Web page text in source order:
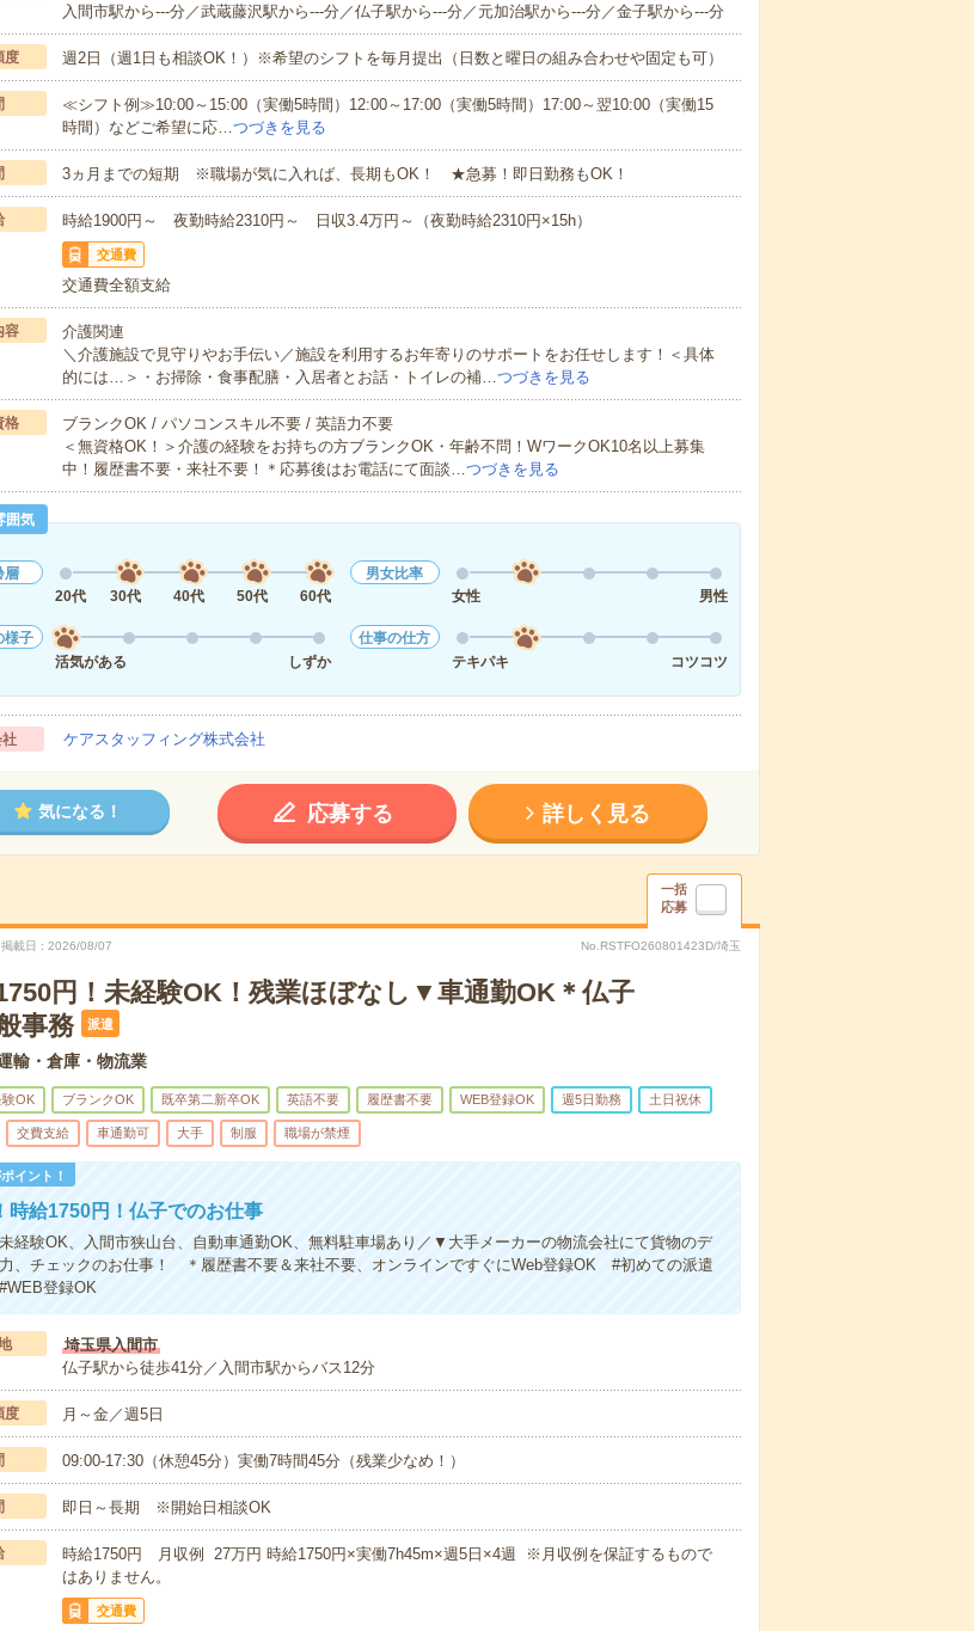
入間市駅から---分／武蔵藤沢駅から---分／仏子駅から---分／元加治駅から---分／金子駅から---分
度 週2日（週1日も相談OK！）※希望のシフトを毎月提出（日数と曜日の組み合わせや固定も可）
≪シフト例≫10:00～15:00（実働5時間）12:00～17:00（実働5時間）17:00～翌10:00（実働15
時間）などご希望に応… つづきを見る
3ヵ月までの短期 ※職場が気に入れば、長期もOK！ ★急募！即日勤務もOK！
時給1900円～ 夜勤時給2310円～ 日収3.4万円～（夜勤時給2310円×15h）
交通費
交通費全額支給
容
介護関連
＼介護施設で見守りやお手伝い／施設を利用するお年寄りのサポートをお任せします！＜具体
的には…＞・お掃除・食事配膳・入居者とお話・トイレの補… つづきを見る
格
ブランクOK / パソコンスキル不要 / 英語力不要
＜無資格OK！＞介護の経験をお持ちの方ブランクOK・年齢不問！WワークOK10名以上募集
中！履歴書不要・来社不要！＊応募後はお電話にて面談… つづきを見る
囲気
層
20代
30代 40代 50代 60代
男女比率
女性
男性
様子
活気がある
しずか
仕事の仕方
テキパキ
コツコツ
ケアスタッフィング株式会社
気になる！ 応募する 詳しく見る
一括
応募
掲載日 2026/08/07 No.RSTFO260801423D/埼玉
円！未経験OK！残業ほぼなし▼車通勤OK＊仏子
事務
派遣
輸・倉庫・物流業
OK ブランクOK 既卒第二新卒OK 英語不要 履歴書不要 WEB登録OK 週5日勤務 土日祝休
交費支給 車通勤可 大手 制服 職場が禁煙
イント！
時給1750円！仏子でのお仕事
経験OK、入間市狭山台、自動車通勤OK、無料駐車場あり／▼大手メーカーの物流会社にて貨物のデ
、チェックのお仕事！ ＊履歴書不要＆来社不要、オンラインですぐにWeb登録OK #初めての派遣
登録OK
埼玉県入間市
仏子駅から徒歩41分／入間市駅からバス12分
度 月～金／週5日
09:00-17:30（休憩45分）実働7時間45分（残業少なめ！）
即日～長期 ※開始日相談OK
時給1750円 月収例 27万円 時給1750円×実働7h45m×週5日×4週 ※月収例を保証するもので
はありません。
交通費